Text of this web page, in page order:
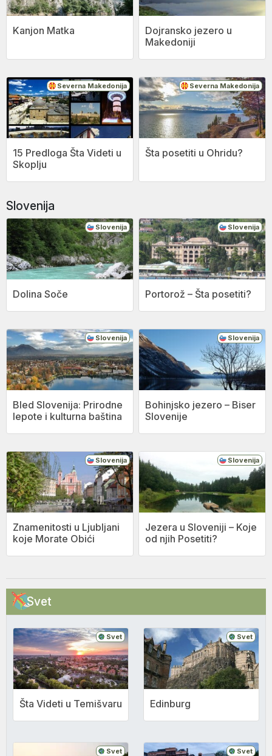
Kanjon Matka
Dojransko jezero u
Makedoniji
Severna Makedonija
15 Predloga Šta Videti u
Skoplju
Severna Makedonija
Šta posetiti u Ohridu?
Slovenija
Slovenija
Dolina Soče
Slovenija
Portorož – Šta posetiti?
Slovenija
Bled Slovenija: Prirodne
lepote i kulturna baština
Slovenija
Bohinjsko jezero – Biser
Slovenije
Slovenija
Znamenitosti u Ljubljani
koje Morate Obići
Slovenija
Jezera u Sloveniji – Koje
od njih Posetiti?
Svet
Svet
Šta Videti u Temišvaru
Svet
Edinburg
Svet Svet